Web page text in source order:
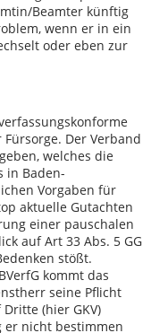
Beamter künftig
wenn er in ein
oder eben zur
Der Verband
welches die
in Baden-
Vorgaben für
aktuelle Gutachten
einer pauschalen
auf Art 33 Abs. 5 GG
stößt.
kommt das
seine Pflicht
(hier GKV)
er nicht bestimmen